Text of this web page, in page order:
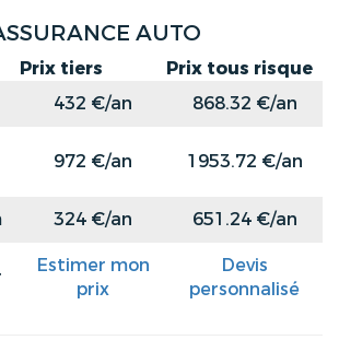
AUTO
Prix tiers
Prix tous risque
432 €/an
868.32 €/an
972 €/an 1953.72 €/an
324 €/an 651.24 €/an
Estimer mon
prix
Devis
personnalisé